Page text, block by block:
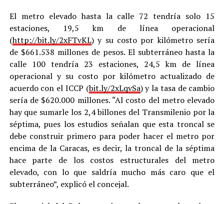
El metro elevado hasta la calle 72 tendría solo 15
estaciones, 19,5 km de línea operacional
(http://bit.ly/2xFTvKL) y su costo por kilómetro sería
de $661.538 millones de pesos. El subterráneo hasta la
calle 100 tendría 23 estaciones, 24,5 km de línea
operacional y su costo por kilómetro actualizado de
acuerdo con el ICCP (bit.ly/2xLqvSa) y la tasa de cambio
sería de $620.000 millones. “Al costo del metro elevado
hay que sumarle los 2,4 billones del Transmilenio por la
séptima, pues los estudios señalan que esta troncal se
debe construir primero para poder hacer el metro por
encima de la Caracas, es decir, la troncal de la séptima
hace parte de los costos estructurales del metro
elevado, con lo que saldría mucho más caro que el
subterráneo”, explicó el concejal.